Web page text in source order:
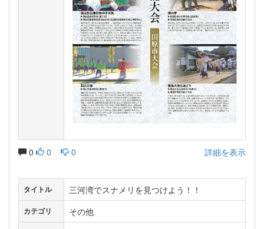
0 0 0 詳細を表示
タイトル 三河湾でスナメリを見つけよう！！
カテゴリ その他